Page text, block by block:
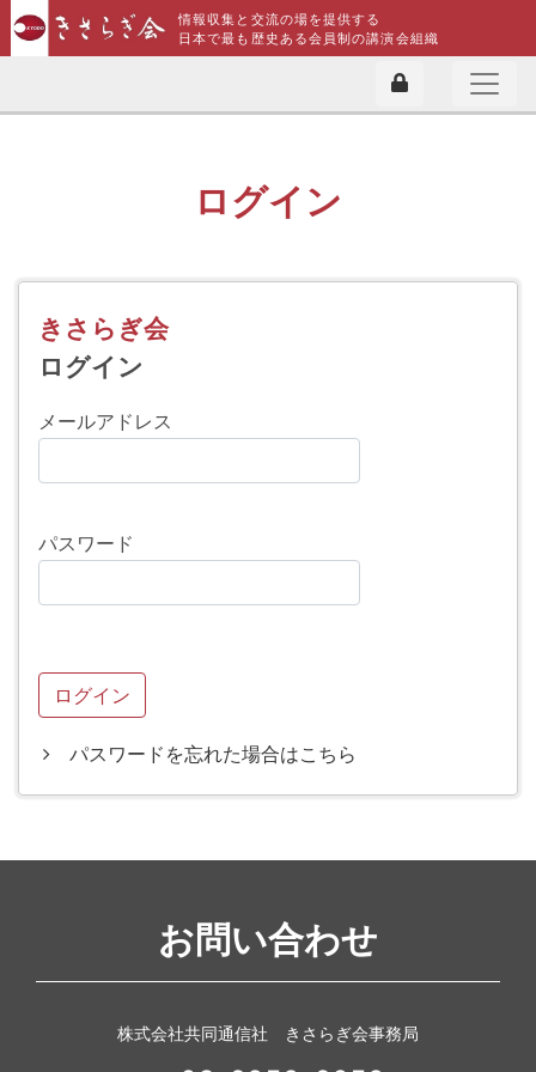
情報収集と交流の場を提供する
日本で最も歴史ある会員制の講演会組織
ログイン
きさらぎ会
ログイン
メールアドレス
パスワード
パスワードを忘れた場合はこちら
お問い合わせ
株式会社共同通信社 きさらぎ会事務局